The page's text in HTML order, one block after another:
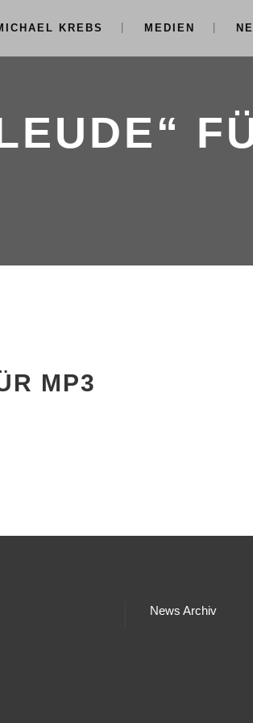
KREBS MEDIEN
MP3
News Archiv